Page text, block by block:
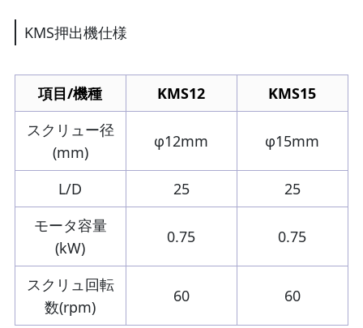
KMS押出機仕様
項目/機種 KMS12
KMS15
スクリュー径
(mm)
φ12mm φ15mm
L/D 25
25
モータ容量
(kW)
0.75 0.75
スクリュ回転
数(rpm)
60 60